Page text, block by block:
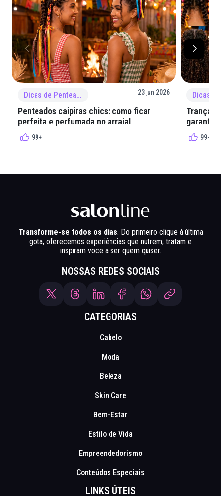
Dicas de Penteado 23 jun 2026
Penteados caipiras chics: como ficar
perfeita e perfumada no arraial
99+
Tranças
garantir
99+
Transforme-se todos os dias. Do primeiro clique à última
gota, oferecemos experiências que nutrem, tratam e
inspiram você a ser quem quiser.
NOSSAS REDES SOCIAIS
CATEGORIAS
Cabelo
Moda
Beleza
Skin Care
Bem-Estar
Estilo de Vida
Empreendedorismo
Conteúdos Especiais
LINKS ÚTEIS